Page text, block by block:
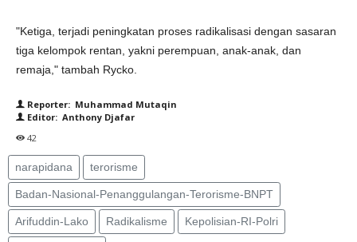
"Ketiga, terjadi peningkatan proses radikalisasi dengan sasaran
tiga kelompok rentan, yakni perempuan, anak-anak, dan
remaja," tambah Rycko.
Reporter: Muhammad Mutaqin
Editor: Anthony Djafar
42
narapidana terorisme
Badan-Nasional-Penanggulangan-Terorisme-BNPT
Arifuddin-Lako Radikalisme Kepolisian-RI-Polri